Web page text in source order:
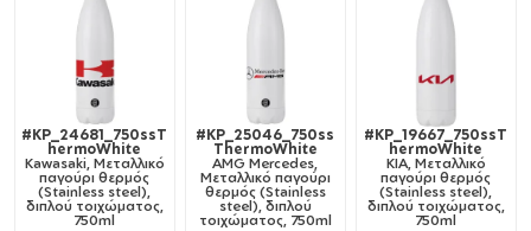
#KP_24681_750ssT
hermoWhite
Kawasaki, Μεταλλικό
παγούρι θερμός
(Stainless steel),
διπλού τοιχώματος,
750ml
#KP_25046_750ss
ThermoWhite
AMG Mercedes,
Μεταλλικό παγούρι
θερμός (Stainless
steel), διπλού
τοιχώματος, 750ml
#KP_19667_750ssT
hermoWhite
KIA, Μεταλλικό
παγούρι θερμός
(Stainless steel),
διπλού τοιχώματος,
750ml